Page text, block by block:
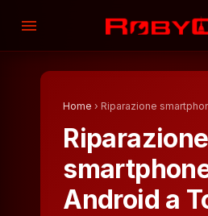
menu
Home › Riparazione
Riparazione
Android a